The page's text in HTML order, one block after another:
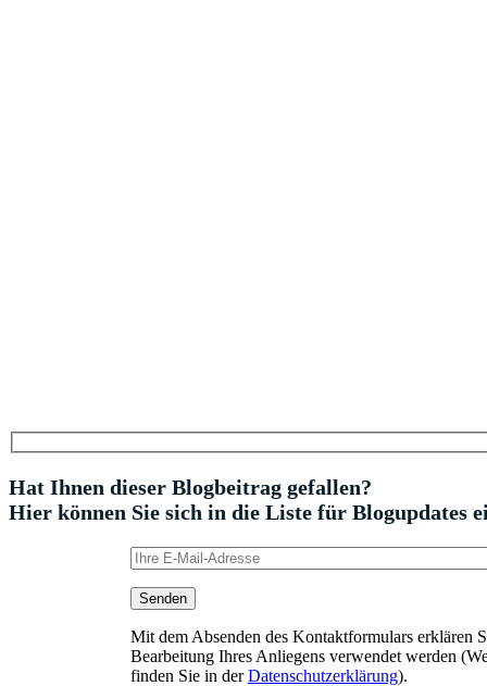
Hat Ihnen dieser Blogbeitrag gefallen?
Hier können Sie sich in die Liste für Blogupdates
Mit dem Absenden des Kontaktformulars erklären
Bearbeitung Ihres Anliegens verwendet werden
finden Sie in derDatenschutzerklärung).